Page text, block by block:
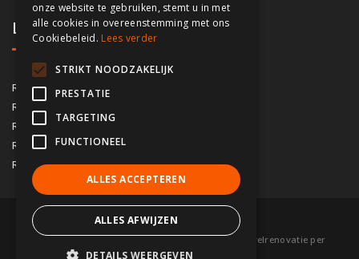
Lokaal contact
Regio Antwerpen
Regio Brussel
Regio Gent 09/283.15.10
Regio Brugge 050/76.00.21
Regio Kortrijk 056/92.10.73
© 2026 Fassado |Voorwaarden|Sitemap|
Gevelrenovatie per
onze website te gebruiken, stemt u in met
alle cookies in overeenstemming met ons
Cookiebeleid. Lees verder
STRIKT NOODZAKELIJK
PRESTATIE
TARGETING
FUNCTIONEEL
ALLES ACCEPTEREN
ALLES AFWIJZEN
DETAILS WEERGEVEN